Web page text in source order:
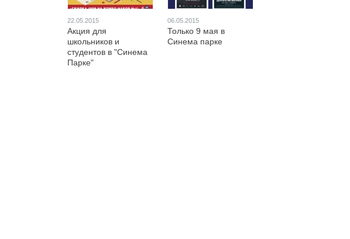
22.05.2015
Акция для
школьников и
студентов в "Синема
Парке"
06.05.2015
Только 9 мая в
Синема парке